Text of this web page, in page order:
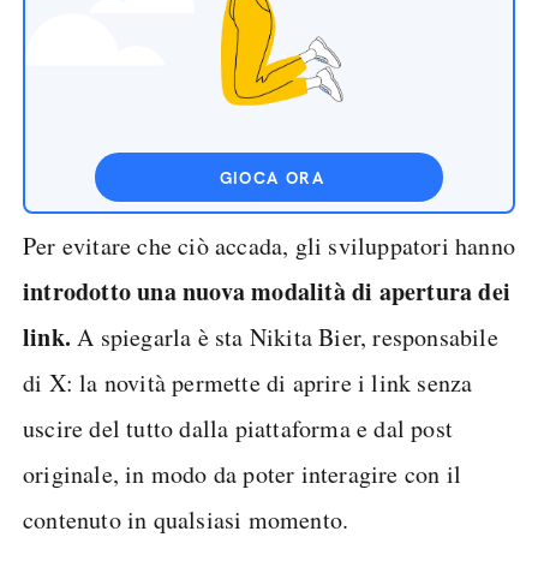
GIOCA ORA
Per evitare che ciò accada, gli sviluppatori hanno
introdotto una nuova modalità di apertura dei
link. A spiegarla è sta Nikita Bier, responsabile
di X: la novità permette di aprire i link senza
uscire del tutto dalla piattaforma e dal post
originale, in modo da poter interagire con il
contenuto in qualsiasi momento.